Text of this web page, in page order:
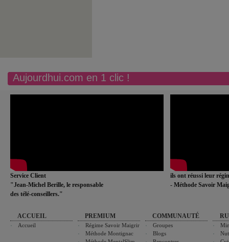
Aujourdhui.com en 1 clic !
Service Client
"Jean-Michel Berille, le responsable
des télé-conseillers."
ils ont réussi leur
- Méthode Savoir
ACCUEIL
Accueil
PREMIUM
Régime Savoir Maigrir
Méthode Montignac
COMMUNAUTÉ
Groupes
Blogs